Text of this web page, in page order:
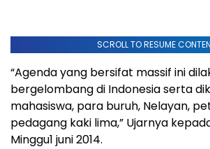
SCROLL TO RESUME
“Agenda yang bersifat massif ini
bergelombang di Indonesia serta
mahasiswa, para buruh, Nelayan,
pedagang kaki lima,” Ujarnya
Minggu1 juni 2014.